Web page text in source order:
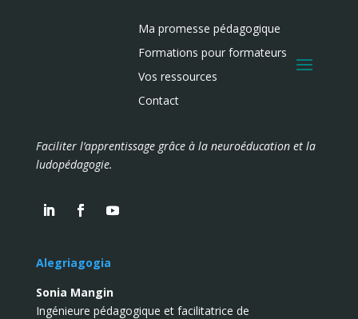
Ma promesse pédagogique
Formations pour formateurs
Vos ressources
Contact
Faciliter l’apprentissage grâce à la neuroéducation et la
ludopédagogie.
Alegriagogia
Sonia Mangin
Ingénieure pédagogique et facilitatrice de